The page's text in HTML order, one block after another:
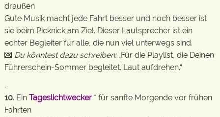
draußen
Gute Musik macht jede Fahrt besser und noch besser ist
sie beim Picknick am Ziel. Dieser Lautsprecher ist ein
echter Begleiter für alle, die nun viel unterwegs sind.
💌 Du könntest dazu schreiben:„Für die Playlist, die Deinen
Führerschein-Sommer begleitet. Laut aufdrehen.“
.
10. Ein Tageslichtwecker * für sanfte Morgende vor frühen
Fahrten